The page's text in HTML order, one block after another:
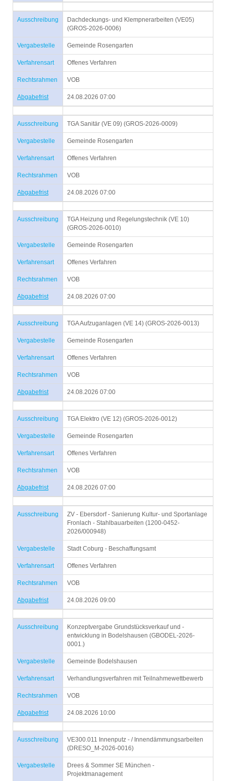
Ausschreibung
Dachdeckungs- und Klempnerarbeiten (VE05)
(GROS-2026-0006)
Vergabestelle Gemeinde Rosengarten
Verfahrensart Offenes Verfahren
Rechtsrahmen VOB
Abgabefrist 24.08.2026 07:00
Ausschreibung TGA Sanitär (VE 09) (GROS-2026-0009)
Vergabestelle Gemeinde Rosengarten
Verfahrensart Offenes Verfahren
Rechtsrahmen VOB
Abgabefrist 24.08.2026 07:00
Ausschreibung
TGA Heizung und Regelungstechnik (VE 10)
(GROS-2026-0010)
Vergabestelle Gemeinde Rosengarten
Verfahrensart Offenes Verfahren
Rechtsrahmen VOB
Abgabefrist 24.08.2026 07:00
Ausschreibung TGA Aufzuganlagen (VE 14) (GROS-2026-0013)
Vergabestelle Gemeinde Rosengarten
Verfahrensart Offenes Verfahren
Rechtsrahmen VOB
Abgabefrist 24.08.2026 07:00
Ausschreibung TGA Elektro (VE 12) (GROS-2026-0012)
Vergabestelle Gemeinde Rosengarten
Verfahrensart Offenes Verfahren
Rechtsrahmen VOB
Abgabefrist 24.08.2026 07:00
Ausschreibung
ZV - Ebersdorf - Sanierung Kultur- und Sportanlage
Fronlach - Stahlbauarbeiten (1200-0452-
2026/000948)
Vergabestelle Stadt Coburg - Beschaffungsamt
Verfahrensart Offenes Verfahren
Rechtsrahmen VOB
Abgabefrist 24.08.2026 09:00
Ausschreibung
Konzeptvergabe Grundstücksverkauf und -
entwicklung in Bodelshausen (GBODEL-2026-
0001.)
Vergabestelle Gemeinde Bodelshausen
Verfahrensart Verhandlungsverfahren mit Teilnahmewettbewerb
Rechtsrahmen VOB
Abgabefrist 24.08.2026 10:00
Ausschreibung
VE300.011 Innenputz - / Innendämmungsarbeiten
(DRESO_M-2026-0016)
Vergabestelle
Drees & Sommer SE München -
Projektmanagement